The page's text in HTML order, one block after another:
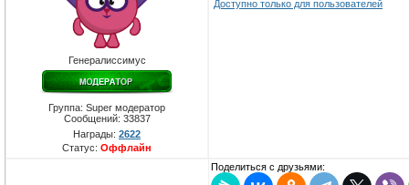
Генералиссимус
Группа: Super модератор
Сообщений: 33837
Награды: 2622
Статус: Оффлайн
Доступно только для пользователей
Поделиться с друзьями: